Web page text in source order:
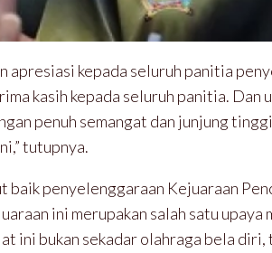
apresiasi kepada seluruh panitia
kasih kepada seluruh panitia. Dan
penuh semangat dan junjung
tutupnya.
penyelenggaraan Kejuaraan
ini merupakan salah satu upaya
ini bukan sekadar olahraga bela